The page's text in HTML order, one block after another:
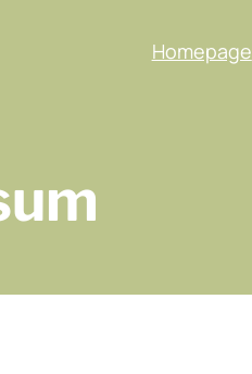
Homepage